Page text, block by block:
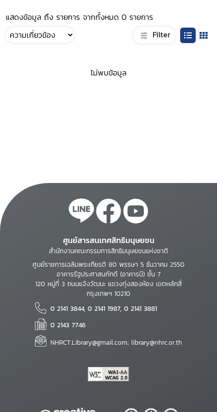
แสดงข้อมูล ถึง รายการ จากทั้งหมด 0 รายการ
Filter
ไม่พบข้อมูล
ศูนย์สารสนเทศสิทธิมนุษยชน
สำนักงานคณะกรรมการสิทธิมนุษยชนแห่งชาติ
ศูนย์ราชการเฉลิมพระเกียรติ 80 พรรษา 5 ธันวาคม 2550
อาคารรัฐประศาสนภักดี (อาคารบี) ชั้น 7
120 หมู่ที่ 3 ถนนแจ้งวัฒนะ แขวงทุ่งสองห้อง เขตหลักสี่
กรุงเทพฯ 10210
0 2141 3844, 0 2141 1987, 0 2141 3881
0 2143 7746
NHRCT.Library@gmail.com; library@nhrc.or.th